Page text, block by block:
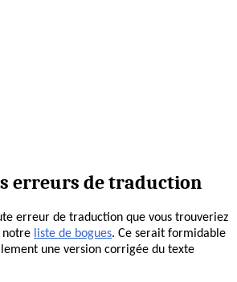
erreurs de traduction
erreur de traduction que vous trouveriez
notre liste de bogues. Ce serait formidable
une version corrigée du texte